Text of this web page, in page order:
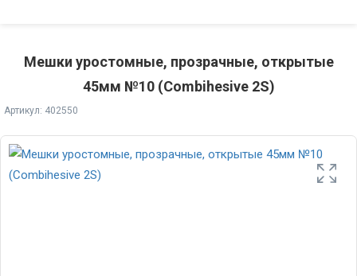
Мешки уростомные, прозрачные, открытые
45мм №10 (Combihesive 2S)
Артикул: 402550